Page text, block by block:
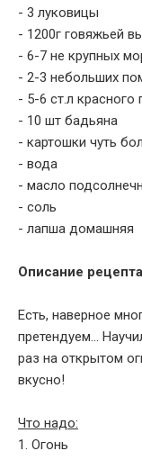
- 3 луковицы
- 1200г говяжьей
- 6-7 не крупных
- 2-3 небольших
- 5-6 ст.л
- 10 шт бадьяна
- картошки чуть
- вода
- масло
- соль
- лапша домашняя
Описание
Есть, наверное
претендуем...
раз на открытом
вкусно!
Что надо:
1. Огонь